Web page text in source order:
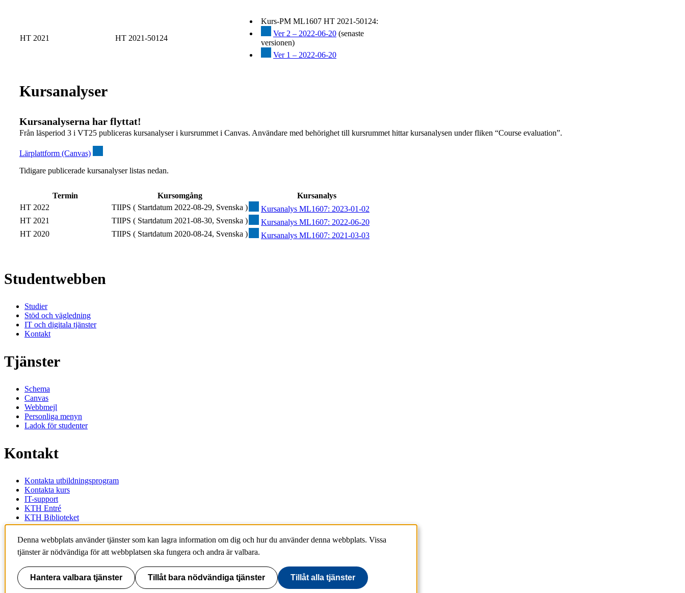
HT 2021 HT 2021-50124
Kurs-PM ML1607 HT 2021-50124:
Ver 2 – 2022-06-20 (senaste
versionen)
Ver 1 – 2022-06-20
Kursanalyser
Kursanalyserna har flyttat!
Från läsperiod 3 i VT25 publiceras kursanalyser i kursrummet i Canvas. Användare med behörighet till kursrummet hittar kursanalysen under fliken “Course evaluation”.
Lärplattform (Canvas)
Tidigare publicerade kursanalyser listas nedan.
Termin Kursomgång
Kursanalys
HT 2022
TIIPS ( Startdatum 2022-08-29, Svenska )
Kursanalys ML1607: 2023-01-02
HT 2021
TIIPS ( Startdatum 2021-08-30, Svenska )
Kursanalys ML1607: 2022-06-20
HT 2020
TIIPS ( Startdatum 2020-08-24, Svenska ) Kursanalys ML1607: 2021-03-03
Studentwebben
Studier
Stöd och vägledning
IT och digitala tjänster
Kontakt
Tjänster
Schema
Canvas
Webbmejl
Personliga menyn
Ladok för studenter
Kontakt
Kontakta utbildningsprogram
Kontakta kurs
IT-support
KTH Entré
KTH Biblioteket
100 44 Stockholm
+46 8 790 60 00
📷 @KTHstudent på Instagram
Denna webbplats använder tjänster som kan lagra information om dig och hur du använder denna webbplats. Vissa
tjänster är nödvändiga för att webbplatsen ska fungera och andra är valbara.
Hantera valbara tjänster Tillåt bara nödvändiga tjänster Tillåt alla tjänster